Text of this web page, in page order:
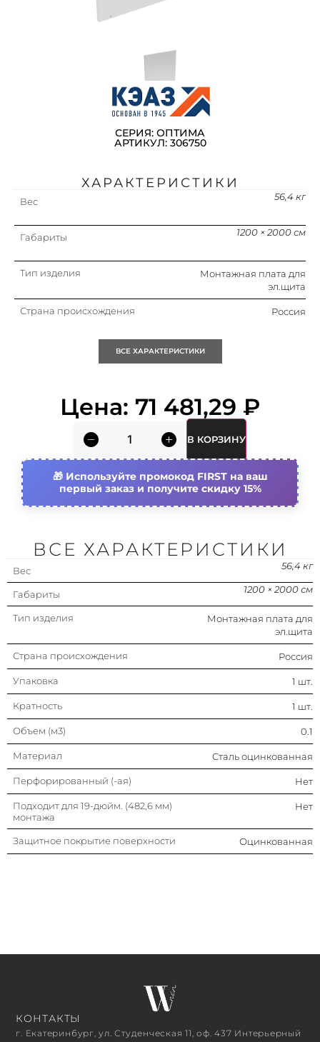
СЕРИЯ: ОПТИМА
АРТИКУЛ: 306750
ХАРАКТЕРИСТИКИ
Вес 56,4 кг
Габариты 1200 × 2000 см
Тип изделия
Монтажная плата для
эл.щита
Страна происхождения Россия
Объем (м3)
Перфорированный (-ая) Нет
Защитное покрытие поверхности Оцинкованная
ВСЕ ХАРАКТЕРИСТИКИ
Цена: 71 481,29 ₽
В КОРЗИНУ
Используйте промокод FIRST на ваш
первый заказ и получите скидку 15%
ВСЕ ХАРАКТЕРИСТИКИ
Вес 56,4 кг
Габариты 1200 × 2000 см
Тип изделия
Монтажная плата для
эл.щита
Страна происхождения Россия
Упаковка 1 шт.
Кратность 1 шт.
Объем (м3) 0.1
Материал Сталь оцинкованная
Перфорированный (-ая) Нет
Подходит для 19-дюйм. (482,6 мм)
монтажа
Нет
Защитное покрытие поверхности Оцинкованная
КОНТАКТЫ
г. Екатеринбург, ул. Студенческая 11, оф. 437 Интерьерный